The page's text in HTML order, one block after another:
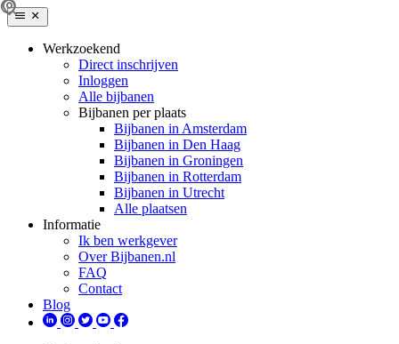
Werkzoekend
Direct inschrijven
Inloggen
Alle bijbanen
Bijbanen per plaats
Bijbanen in Amsterdam
Bijbanen in Den Haag
Bijbanen in Groningen
Bijbanen in Rotterdam
Bijbanen in Utrecht
Alle plaatsen
Informatie
Ik ben werkgever
Over Bijbanen.nl
FAQ
Contact
Blog